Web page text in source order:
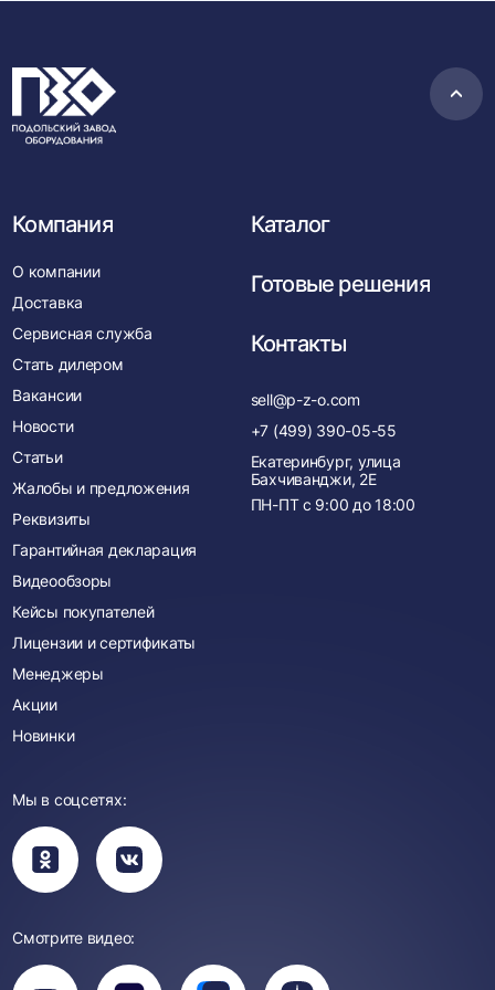
в
Компания
О компании
Доставка
Сервисная служба
Стать дилером
Вакансии
Новости
Статьи
Жалобы и предложения
Реквизиты
Гарантийная декларация
Видеообзоры
Кейсы покупателей
Лицензии и сертификаты
Менеджеры
Акции
Новинки
Каталог
Готовые решения
Контакты
sell@p-z-o.com
+7 (499) 390-05-55
Екатеринбург, улица
Бахчиванджи, 2Е
ПН-ПТ с 9:00 до 18:00
Мы в соцсетях:
Вы
перейдете
в
группу
Вы
перейдете
в
группу
Смотрите видео:
Вы